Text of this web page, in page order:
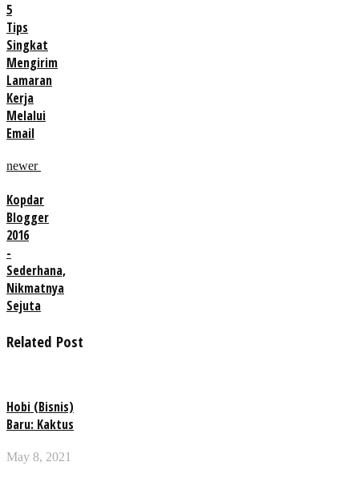
5
Tips
Singkat
Mengirim
Lamaran
Kerja
Melalui
Email
newer
Kopdar
Blogger
2016
-
Sederhana,
Nikmatnya
Sejuta
Related Post
Hobi (Bisnis)
Baru: Kaktus
May 8, 2021